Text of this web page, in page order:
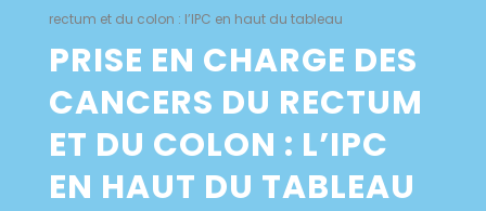
rectum et du colon : l’IPC en haut du tableau
PRISE EN CHARGE DES
CANCERS DU RECTUM
ET DU COLON : L’IPC
EN HAUT DU TABLEAU